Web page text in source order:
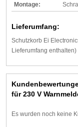
Montage:
Lieferumfang:
Schutzkorb Ei
Lieferumfang enthalten)
für 230 V
Es wurden noch keine